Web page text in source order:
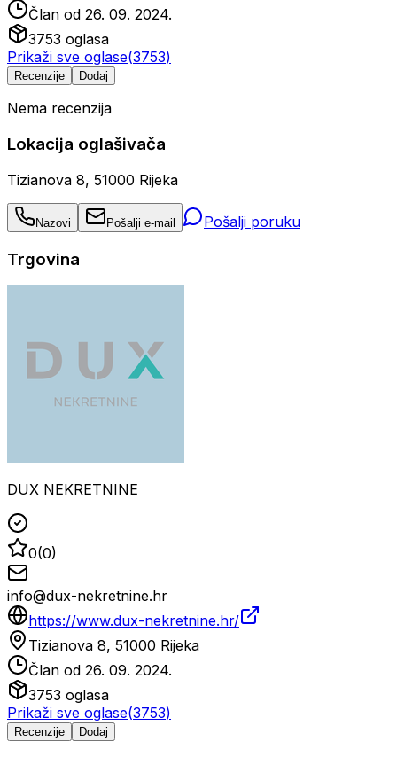
Član od 26. 09. 2024.
3753 oglasa
Prikaži sve oglase(3753)
Recenzije Dodaj
Nema recenzija
Lokacija oglašivača
Tizianova 8, 51000 Rijeka
Nazovi Pošalji e-mail Pošalji poruku
Trgovina
DUX NEKRETNINE
0(0)
info@dux-nekretnine.hr
https://www.dux-nekretnine.hr/
Tizianova 8, 51000 Rijeka
Član od 26. 09. 2024.
3753 oglasa
Prikaži sve oglase(3753)
Recenzije Dodaj